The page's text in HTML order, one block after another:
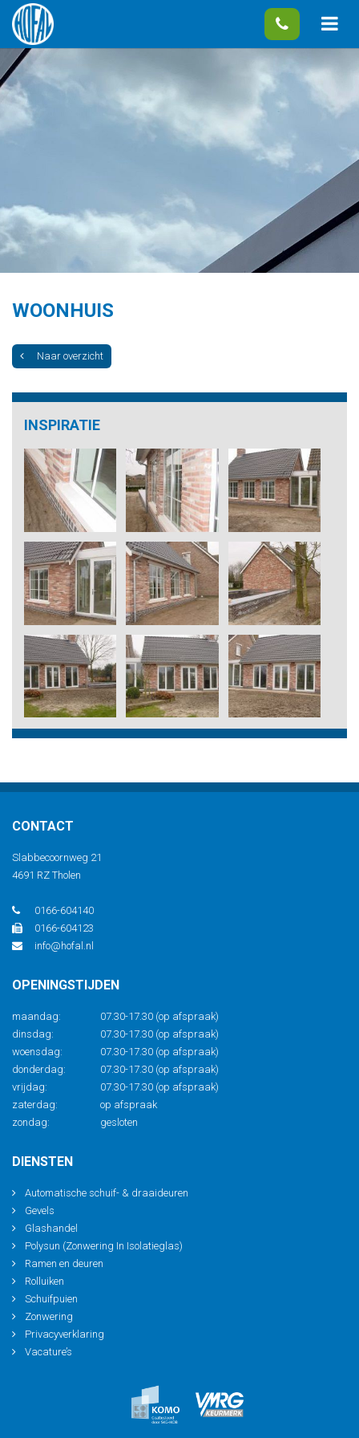
WOONHUIS
Naar overzicht
INSPIRATIE
CONTACT
Slabbecoornweg 21
4691 RZ Tholen
0166-604140
0166-604123
info@hofal.nl
OPENINGSTIJDEN
maandag:
07.30-17.30 (op afspraak)
dinsdag:
07.30-17.30 (op afspraak)
woensdag:
07.30-17.30 (op afspraak)
donderdag:
07.30-17.30 (op afspraak)
vrijdag:
07.30-17.30 (op afspraak)
zaterdag:
op afspraak
zondag:
gesloten
DIENSTEN
Automatische schuif- & draaideuren
Gevels
Glashandel
Polysun (Zonwering In Isolatieglas)
Ramen en deuren
Rolluiken
Schuifpuien
Zonwering
Privacyverklaring
Vacature’s